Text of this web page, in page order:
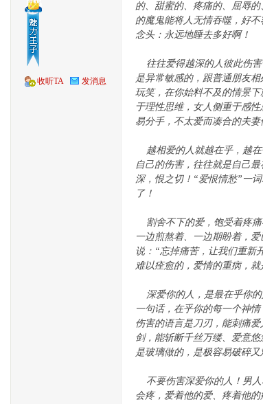
收听TA 发消息
的、甜蜜的、疼痛的、屈辱
的魔鬼能将人无情吞噬，好
念头：永远地睡去多好啊！
往往爱得越深的人彼此伤害
是异常敏感的，跟普通朋友
玩笑，在你始料不及的情景
于理性思维，女人侧重于感
易分手，不太爱而凑合的夫妻
越相爱的人就越在乎，越在
自己的伤害，往往就是自己
深，恨之切！“爱恨情愁”一
了！
割舍不下的爱，饱受着疼痛
一边煎熬着、一边期盼着，
说：“忘掉痛苦，让我们重新
难以痊愈的，爱情的重病，
深爱你的人，是最在乎你的
一句话，在乎你的每一个神
伤害的语言是刀刃，能刺痛
剑，能斩断千丝万缕、爱意
是玻璃做的，是极容易破碎又
不要伤害深爱你的人！男人
会疼，爱着他的爱、疼着他